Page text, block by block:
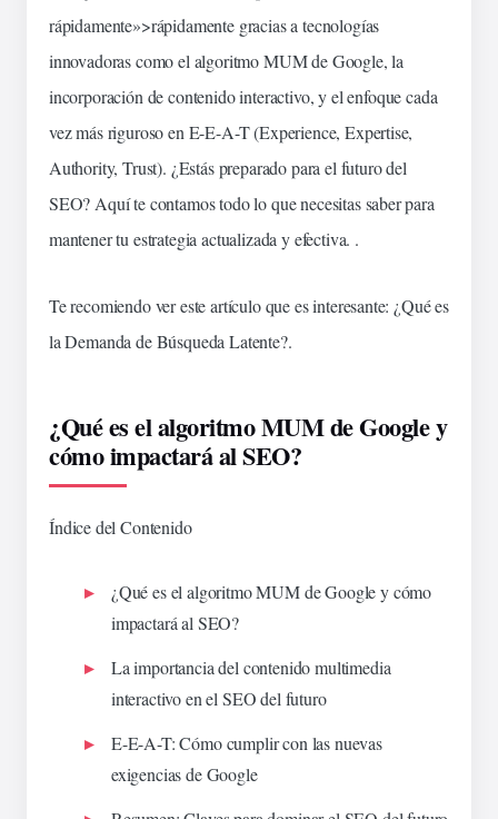
rápidamente»>rápidamente gracias atecnologías
innovadoras como el algoritmo MUM de Google, la
incorporación de contenidointeractivo, y el enfoque cada
vez más riguroso en E-E-A-T (Experience, Expertise,
Authority, Trust). ¿Estás preparado para elfuturodel
SEO? Aquí te contamos todo lo que necesitas saber para
mantener tu estrategiaactualizaday efectiva. .
Te recomiendo ver este artículo que es interesante:¿Qué es
la Demanda de Búsqueda Latente?.
¿Qué es el algoritmo MUM de Google y
cómo impactará al SEO?
Índice del Contenido
¿Qué es el algoritmo MUM de Google y cómo
impactará al SEO?
La importancia del contenido multimedia
interactivo en el SEO del futuro
E-E-A-T: Cómo cumplir con las nuevas
exigencias de Google